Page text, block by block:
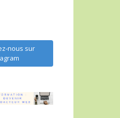
nous sur